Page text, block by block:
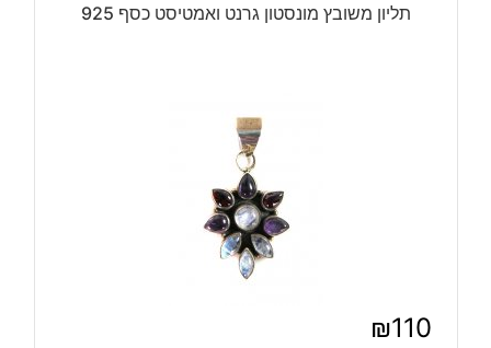
₪140.
₪110.
תליון משובץ מונסטון גרנט ואמטיסט כסף 925
₪110